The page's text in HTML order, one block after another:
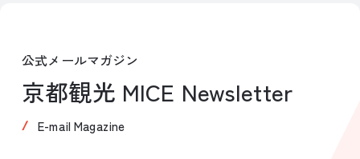
公式メールマガジン
京都観光 MICE Newsletter
E-mail Magazine